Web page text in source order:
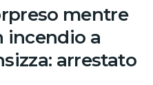
mentre
incendio a
arrestato